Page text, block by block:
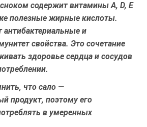
содержит витамины A, D, E
полезные жирные кислоты.
антибактериальные и
свойства. Это сочетание
здоровье сердца и сосудов
что сало —
продукт, поэтому его
в умеренных